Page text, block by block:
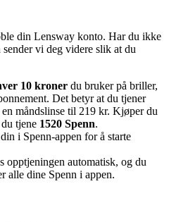
din Lensway konto. Har du ikke
vi deg videre slik at du
10 kroner du bruker på briller,
Det betyr at du tjener
måndslinse til 219 kr. Kjøper du
tjene 1520 Spenn.
i Spenn-appen for å starte
opptjeningen automatisk, og du
alle dine Spenn i appen.